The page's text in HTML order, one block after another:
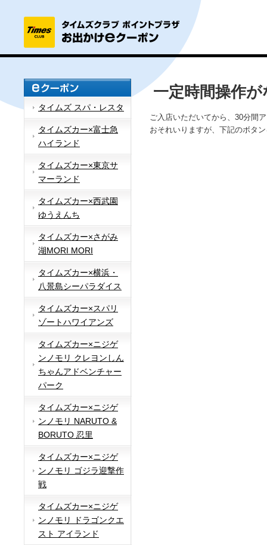
タイムズ スパ・レスタ
タイムズカー×富士急
ハイランド
タイムズカー×東京サ
マーランド
タイムズカー×西武園
ゆうえんち
タイムズカー×さがみ
湖MORI MORI
タイムズカー×横浜・
八景島シーパラダイス
タイムズカー×スパリ
ゾートハワイアンズ
タイムズカー×ニジゲ
ンノモリ クレヨンしん
ちゃんアドベンチャー
パーク
タイムズカー×ニジゲ
ンノモリ NARUTO &
BORUTO 忍里
タイムズカー×ニジゲ
ンノモリ ゴジラ迎撃作
戦
タイムズカー×ニジゲ
ンノモリ ドラゴンクエ
スト アイランド
一定時間操作
ご入店いただいてから、30分間
おそれいりますが、下記のボタ